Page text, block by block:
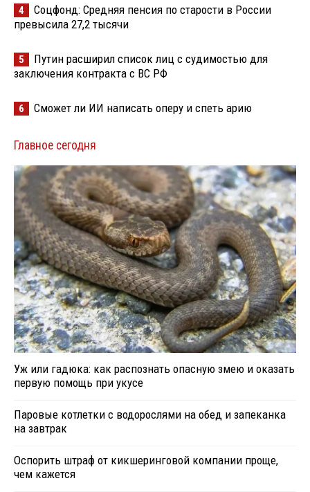
4
Соцфонд: Средняя пенсия по старости в России
превысила 27,2 тысячи
5
Путин расширил список лиц с судимостью для
заключения контракта с ВС РФ
6 Сможет ли ИИ написать оперу и спеть арию
Главное сегодня
Уж или гадюка: как распознать опасную змею и оказать
первую помощь при укусе
Паровые котлетки с водорослями на обед и запеканка
на завтрак
Оспорить штраф от кикшеринговой компании проще,
чем кажется